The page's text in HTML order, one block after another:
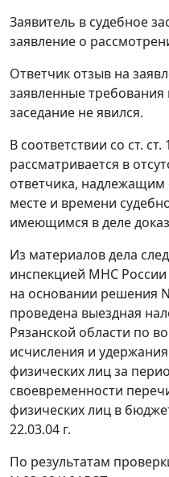
Заявитель в судебное
заявление о
Ответчик отзыв на
заявленные требования
заседание не явился.
В соответствии со ст. ст.
рассматривается в
ответчика,
месте и времени
имеющимся в деле
Из материалов дела
инспекцией МНС России
на основании решения
проведена выездная
Рязанской области по
исчисления и
физических лиц за
своевременности
физических лиц в
22.03.04 г.
По результатам